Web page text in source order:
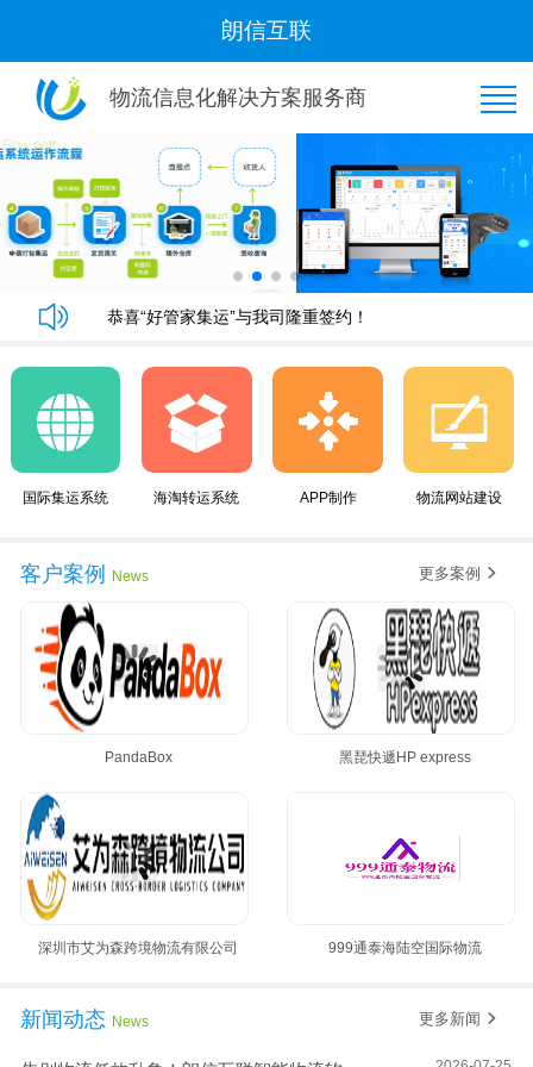
朗信互联
物流信息化解决方案服务商
恭喜“好管家集运”与我司隆重签约！
朗信集运系统与广州飞通物流签订《集运系统》合同！
黄金8月，朗信再次签约多家国际集运公司~
恭喜“好管家集运”与我司隆重签约！
朗信集运系统手机端快速下单教程
黄金8月，朗信再次签约多家国际集运公司~
国际集运系统 海淘转运系统 APP制作 物流网站建设
客户案例 News 更多案例
PandaBox 黑琵快遞HP express
深圳市艾为森跨境物流有限公司 999通泰海陆空国际物流
新闻动态 News 更多新闻